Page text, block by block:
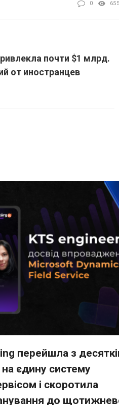
0 655
почти $1 млрд.
от иностранцев
перейшла з
єдину систему
і скоротила
до